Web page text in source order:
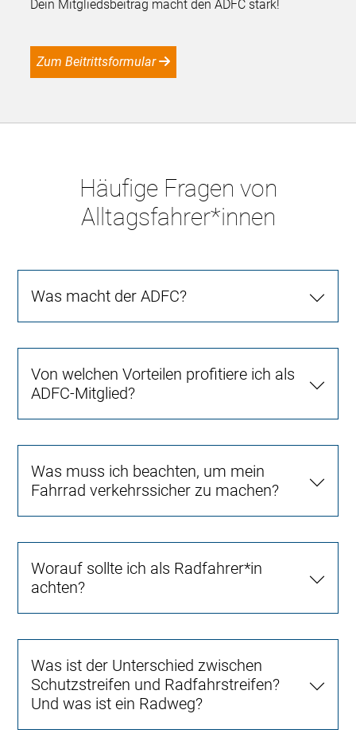
Dein Mitgliedsbeitrag macht den ADFC stark!
Zum Beitrittsformular
Häufige Fragen von
Alltagsfahrer*innen
Was macht der ADFC?
Von welchen Vorteilen profitiere ich als
ADFC-Mitglied?
Was muss ich beachten, um mein
Fahrrad verkehrssicher zu machen?
Worauf sollte ich als Radfahrer*in
achten?
Was ist der Unterschied zwischen
Schutzstreifen und Radfahrstreifen?
Und was ist ein Radweg?